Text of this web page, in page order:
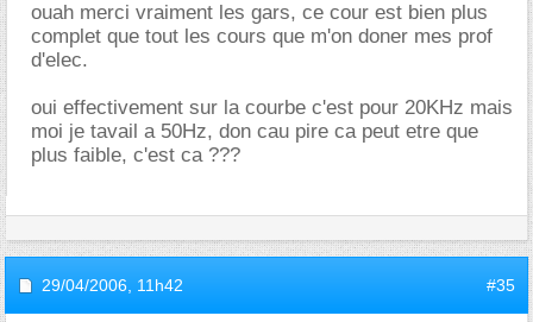
ouah merci vraiment les gars, ce cour est bien plus
complet que tout les cours que m'on doner mes prof
d'elec.
oui effectivement sur la courbe c'est pour 20KHz mais
moi je tavail a 50Hz, don cau pire ca peut etre que
plus faible, c'est ca ???
29/04/2006, 11h42 #35